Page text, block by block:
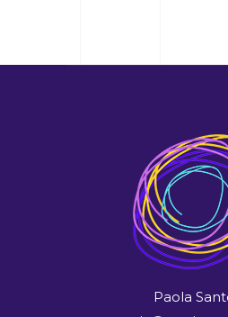
Paola